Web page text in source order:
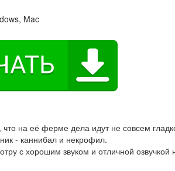
Mac
на её ферме дела идут не совсем
- каннибал и некрофил.
с хорошим звуком и отличной озвучкой